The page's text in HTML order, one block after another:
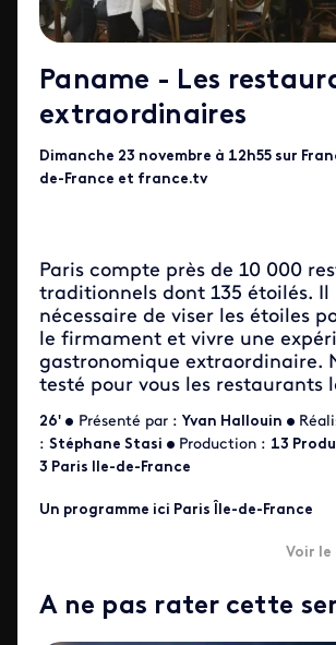
Paname - Les
extraordinaires
Dimanche 23 novembre à 12h55 sur
de-France et france.tv
Paris compte près de 10 000
traditionnels dont 135 étoilés. Il
nécessaire de viser les étoiles
le firmament et vivre une
gastronomique extraordinaire.
testé pour vous les restaurants
26' • Présenté par : Yvan Hallouin •
: Stéphane Stasi • Production : 13
3 Paris Ile-de-France
Un programme ici Paris Île-de-France
Voir le
A ne pas rater cette